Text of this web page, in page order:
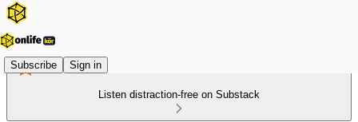
Subscribe Sign in
Listen distraction-free on Substack